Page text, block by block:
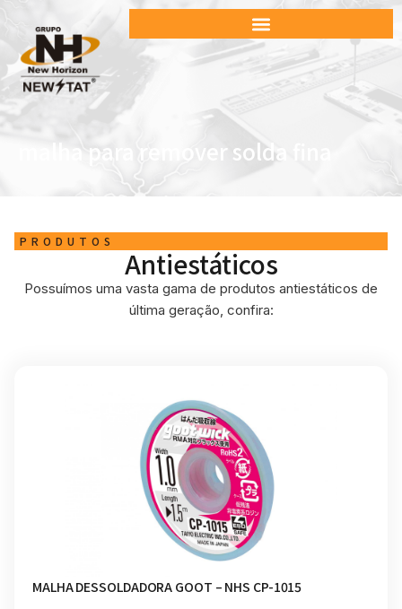
malha para remover solda fina
PRODUTOS
Antiestáticos
Possuímos uma vasta gama de produtos antiestáticos de
última geração, confira:
MALHA DESSOLDADORA GOOT – NHS CP-1015